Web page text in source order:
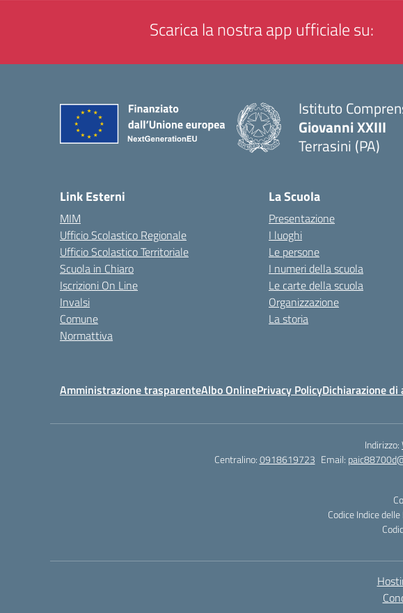
Scarica la nostra app ufficiale su:
Istituto
Giovanni XXIII
Terrasini (PA)
Link Esterni
MIM
Ufficio Scolastico Regionale
Ufficio Scolastico Territoriale
Scuola in Chiaro
Iscrizioni On Line
Invalsi
Comune
Normattiva
La Scuola
Presentazione
I luoghi
Le persone
I numeri della scuola
Le carte della scuola
Organizzazione
La storia
Amministrazione trasparenteAlbo OnlinePrivacy PolicyDichiarazione
Indirizzo:
Centralino:0918619723 Email:
Codice Indice